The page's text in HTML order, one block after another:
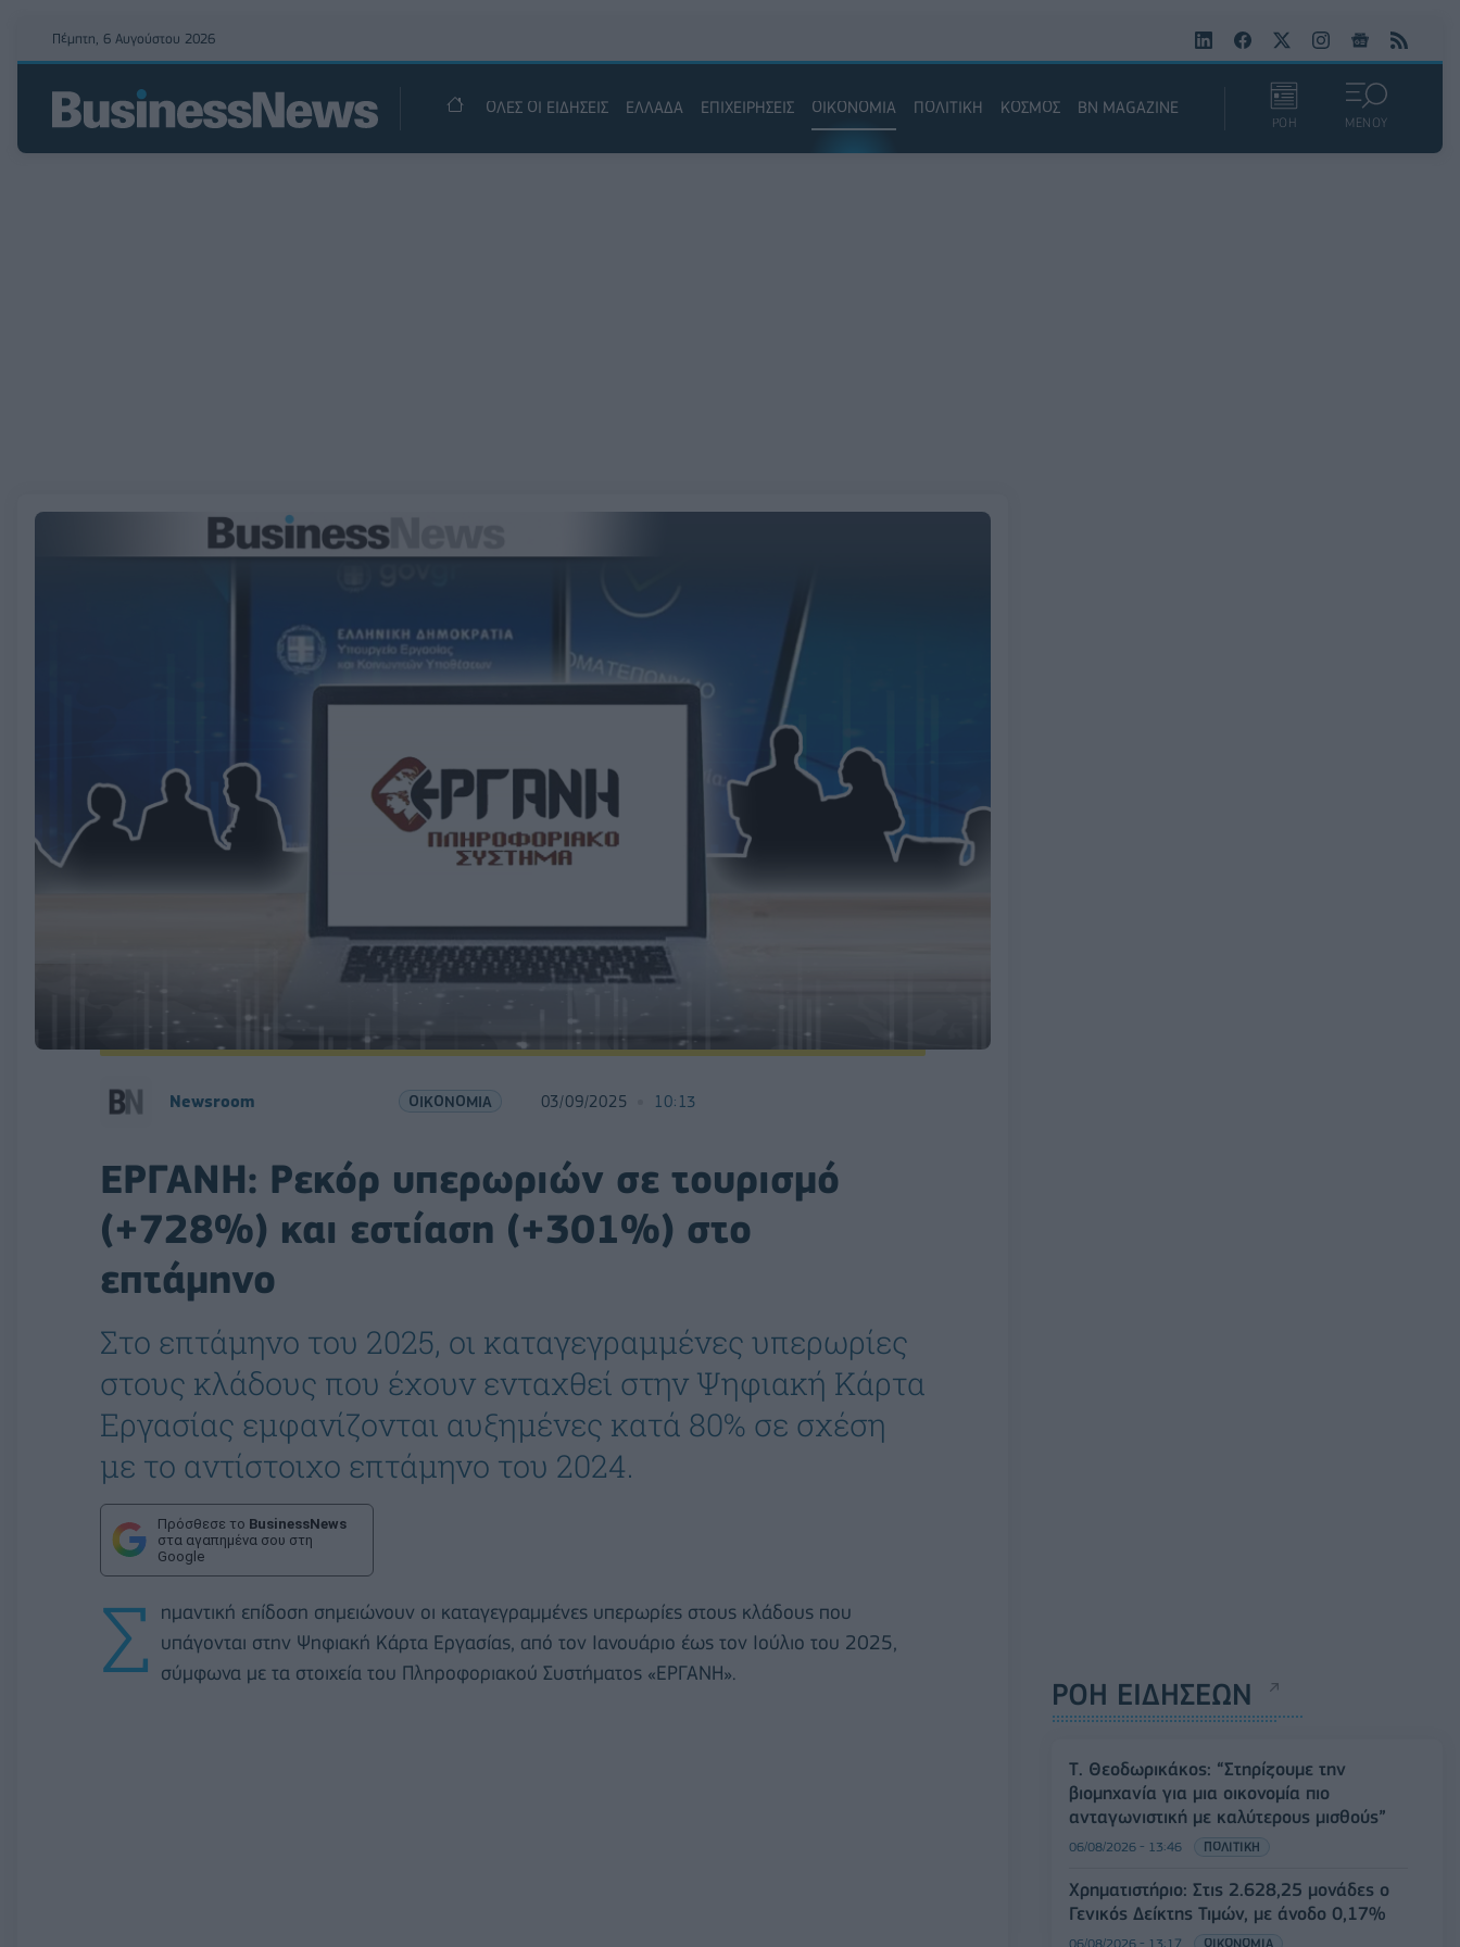
Πέμπτη, 6 Αυγούστου 2026
ΟΛΕΣ ΟΙ ΕΙΔΗΣΕΙΣ ΕΛΛΑΔΑ ΕΠΙΧΕΙΡΗΣΕΙΣ ΟΙΚΟΝΟΜΙΑ ΠΟΛΙΤΙΚΗ ΚΟΣΜΟΣ BN MAGAZINE
ΡΟΗ ΜΕΝΟΥ
Newsroom ΟΙΚΟΝΟΜΙΑ 03/09/2025 10:13
ΕΡΓΑΝΗ: Ρεκόρ υπερωριών σε τουρισμό
(+728%) και εστίαση (+301%) στο
επτάμηνο
Στο επτάμηνο του 2025, οι καταγεγραμμένες υπερωρίες
στους κλάδους που έχουν ενταχθεί στην Ψηφιακή Κάρτα
Εργασίας εμφανίζονται αυξημένες κατά 80% σε σχέση
με το αντίστοιχο επτάμηνο του 2024.
Πρόσθεσε το BusinessNews
στα αγαπημένα σου στη
Google
Σ
ημαντική επίδοση σημειώνουν οι καταγεγραμμένες υπερωρίες στους κλάδους που
υπάγονται στην Ψηφιακή Κάρτα Εργασίας, από τον Ιανουάριο έως τον Ιούλιο του 2025,
σύμφωνα με τα στοιχεία του Πληροφοριακού Συστήματος «ΕΡΓΑΝΗ».
ΡΟΗ ΕΙΔΗΣΕΩΝ
Τ. Θεοδωρικάκος: “Στηρίζουμε την
βιομηχανία για μια οικονομία πιο
ανταγωνιστική με καλύτερους μισθούς”
06/08/2026 - 13:46 ΠΟΛΙΤΙΚΗ
Χρηματιστήριο: Στις 2.628,25 μονάδες ο
Γενικός Δείκτης Τιμών, με άνοδο 0,17%
06/08/2026 - 13:17 ΟΙΚΟΝΟΜΙΑ